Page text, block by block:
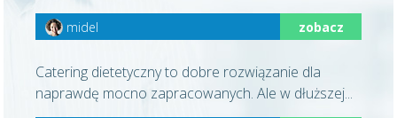
midel zobacz
Catering dietetyczny to dobre rozwiązanie dla
naprawdę mocno zapracowanych. Ale w dłuższej...